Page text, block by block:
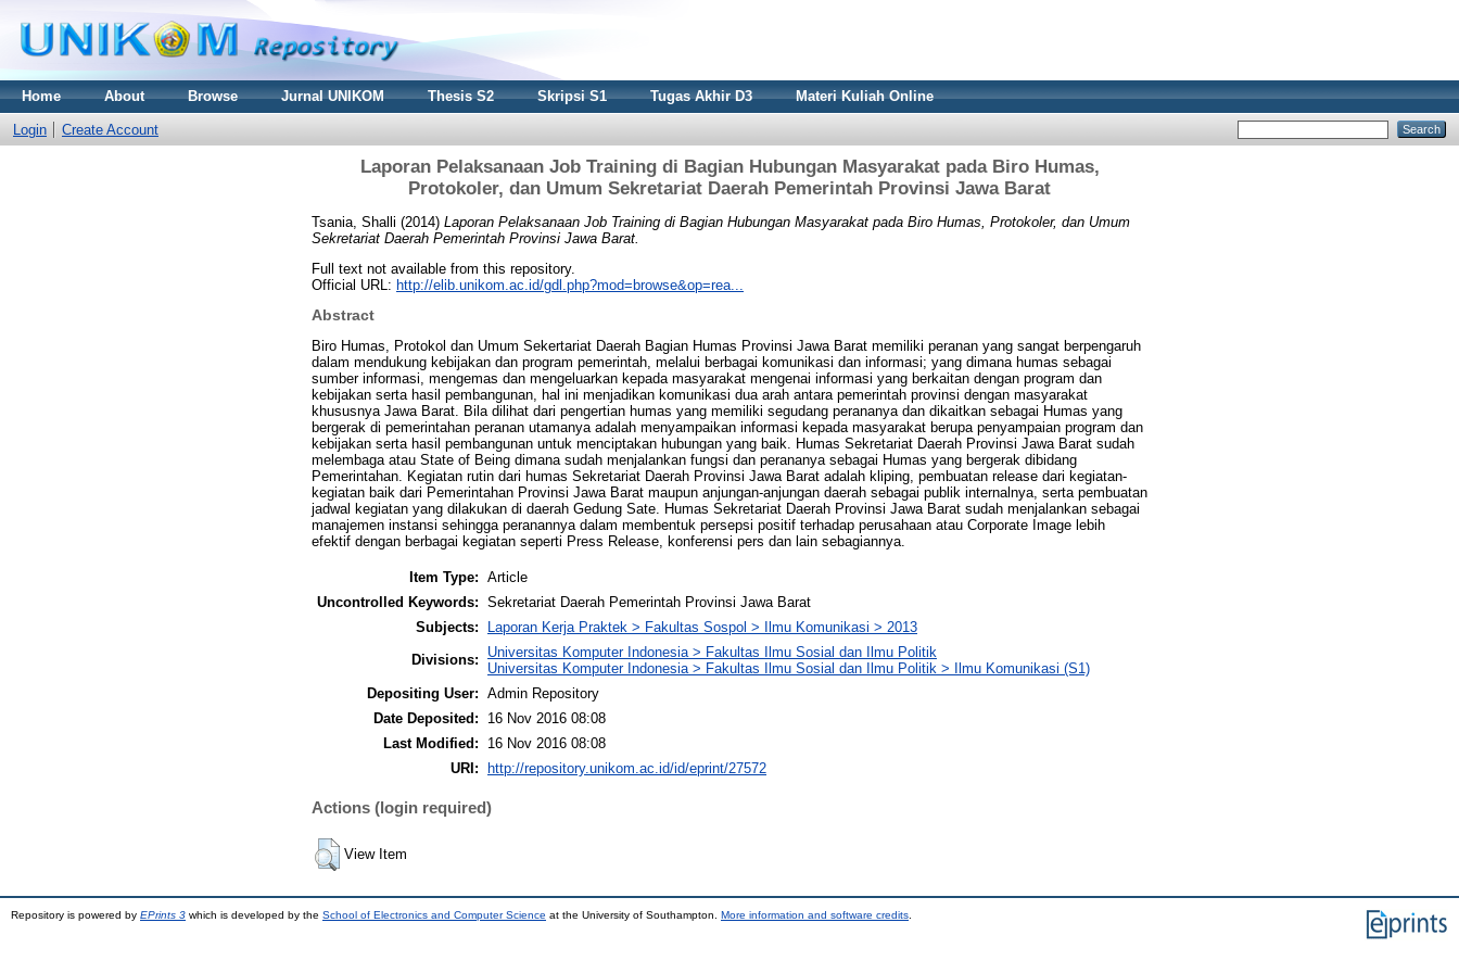
Home About Browse Jurnal UNIKOM Thesis S2 Skripsi S1 Tugas Akhir D3 Materi Kuliah Online
Login Create Account
Laporan Pelaksanaan Job Training di Bagian Hubungan Masyarakat pada Biro Humas,
Protokoler, dan Umum Sekretariat Daerah Pemerintah Provinsi Jawa Barat
Tsania, Shalli (2014) Laporan Pelaksanaan Job Training di Bagian Hubungan Masyarakat pada Biro Humas, Protokoler, dan Umum
Sekretariat Daerah Pemerintah Provinsi Jawa Barat.
Full text not available from this repository.
Official URL: http://elib.unikom.ac.id/gdl.php?mod=browse&op=rea...
Abstract
Biro Humas, Protokol dan Umum Sekertariat Daerah Bagian Humas Provinsi Jawa Barat memiliki peranan yang sangat berpengaruh
dalam mendukung kebijakan dan program pemerintah, melalui berbagai komunikasi dan informasi; yang dimana humas sebagai
sumber informasi, mengemas dan mengeluarkan kepada masyarakat mengenai informasi yang berkaitan dengan program dan
kebijakan serta hasil pembangunan, hal ini menjadikan komunikasi dua arah antara pemerintah provinsi dengan masyarakat
khususnya Jawa Barat. Bila dilihat dari pengertian humas yang memiliki segudang perananya dan dikaitkan sebagai Humas yang
bergerak di pemerintahan peranan utamanya adalah menyampaikan informasi kepada masyarakat berupa penyampaian program dan
kebijakan serta hasil pembangunan untuk menciptakan hubungan yang baik. Humas Sekretariat Daerah Provinsi Jawa Barat sudah
melembaga atau State of Being dimana sudah menjalankan fungsi dan perananya sebagai Humas yang bergerak dibidang
Pemerintahan. Kegiatan rutin dari humas Sekretariat Daerah Provinsi Jawa Barat adalah kliping, pembuatan release dari kegiatan-
kegiatan baik dari Pemerintahan Provinsi Jawa Barat maupun anjungan-anjungan daerah sebagai publik internalnya, serta pembuatan
jadwal kegiatan yang dilakukan di daerah Gedung Sate. Humas Sekretariat Daerah Provinsi Jawa Barat sudah menjalankan sebagai
manajemen instansi sehingga peranannya dalam membentuk persepsi positif terhadap perusahaan atau Corporate Image lebih
efektif dengan berbagai kegiatan seperti Press Release, konferensi pers dan lain sebagiannya.
Item Type: Article
Uncontrolled Keywords: Sekretariat Daerah Pemerintah Provinsi Jawa Barat
Subjects:
Laporan Kerja Praktek > Fakultas Sospol > Ilmu Komunikasi > 2013
Divisions:
Universitas Komputer Indonesia > Fakultas Ilmu Sosial dan Ilmu Politik
Universitas Komputer Indonesia > Fakultas Ilmu Sosial dan Ilmu Politik > Ilmu Komunikasi (S1)
Depositing User: Admin Repository
Date Deposited:
16 Nov 2016 08:08
Last Modified:
16 Nov 2016 08:08
URI:
http://repository.unikom.ac.id/id/eprint/27572
Actions (login required)
View Item
Repository is powered by EPrints 3 which is developed by the School of Electronics and Computer Science at the University of Southampton. More information and software credits